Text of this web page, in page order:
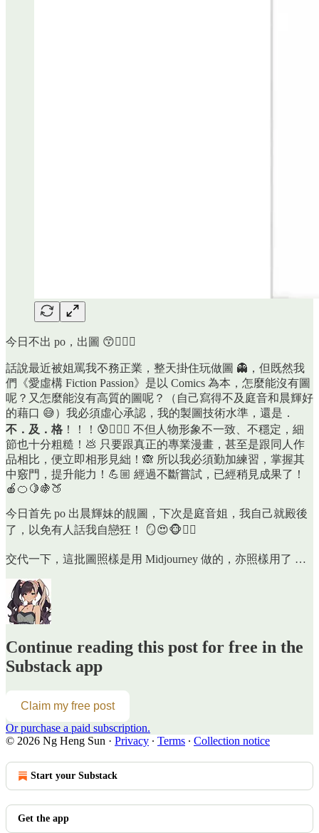
今日不出 po，出圖 😙✌🏼💖
話說最近被姐罵我不務正業，整天掛住玩做圖 👻，但既然我
們《愛虛構 Fiction Passion》是以 Comics 為本，怎麼能沒有圖
呢？又怎麼能沒有高質的圖呢？（自己寫得不及庭音和晨輝好
的藉口 😅）我必須虛心承認，我的製圖技術水準，還是．
不．及．格 ！！！😰😵‍💫👿 不但人物形象不一致、不穩定，細
節也十分粗糙！💩 只要跟真正的專業漫畫，甚至是跟同人作
品相比，便立即相形見絀！🙈 所以我必須勤加練習，掌握其
中竅門，提升能力！💪🏼 經過不斷嘗試，已經稍見成果了！
🍎🍊🍋🍇🍑
今日首先 po 出晨輝妹的靚圖，下次是庭音姐，我自己就殿後
了，以免有人話我自戀狂！ 🪞😍🐵👍🏼
交代一下，這批圖照樣是用 Midjourney 做的，亦照樣用了 …
Continue reading this post for free in the
Substack app
Claim my free post
Or purchase a paid subscription.
© 2026 Ng Heng Sun · Privacy ∙ Terms ∙ Collection notice
Start your Substack
Get the app